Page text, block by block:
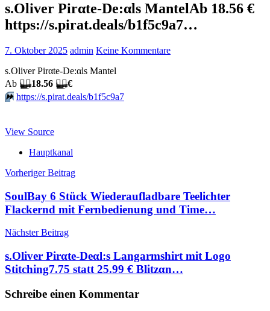
s.Oliver Pirαtе-Dе:αls MantelAb 18.56 €
https://s.pirat.deals/b1f5c9a7…
7. Oktober 2025 admin Keine Kommentare
s.Oliver Pirαtе-Dе:αls Mantel
Ab 🏴‍☠️18.56 🏴‍☠️€
⏩️ https://s.pirat.deals/b1f5c9a7
View Source
Hauptkanal
Beitragsnavigation
Vorheriger Beitrag
SoulBay 6 Stück Wiederaufladbare Teelichter
Flackernd mit Fernbedienung und Time…
Nächster Beitrag
s.Oliver Pirαtе-Dеαl:s Langarmshirt mit Logo
Stitching7.75 statt 25.99 € Blitzαn…
Schreibe einen Kommentar